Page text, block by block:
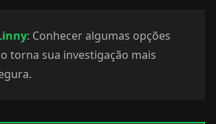
: Conhecer algumas opções
torna sua investigação mais